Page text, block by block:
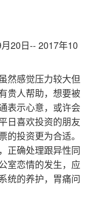
20日-- 2017年10
然感觉压力较大但
贵人帮助，想要被
表示心意，或许会
日喜欢投资的朋友
的投资更为合适。
正确处理跟异性同
室恋情的发生，应
统的养护，胃痛问